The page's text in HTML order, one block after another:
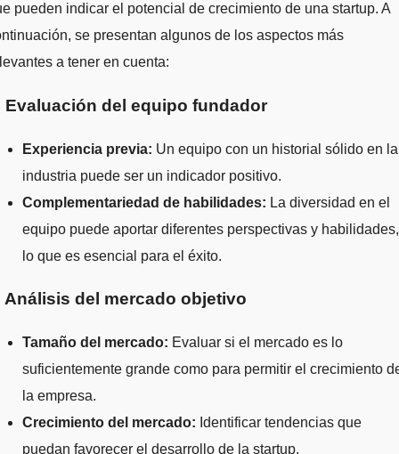
pueden indicar el potencial de crecimiento de una startup. A
se presentan algunos de los aspectos más
a tener en cuenta:
Evaluación del equipo fundador
Experiencia previa: Un equipo con un historial sólido en la
industria puede ser un indicador positivo.
Complementariedad de habilidades: La diversidad en el
equipo puede aportar diferentes perspectivas y habilidades,
lo que es esencial para el éxito.
Análisis del mercado objetivo
Tamaño del mercado: Evaluar si el mercado es lo
suficientemente grande como para permitir el crecimiento
la empresa.
Crecimiento del mercado: Identificar tendencias que
puedan favorecer el desarrollo de la startup.